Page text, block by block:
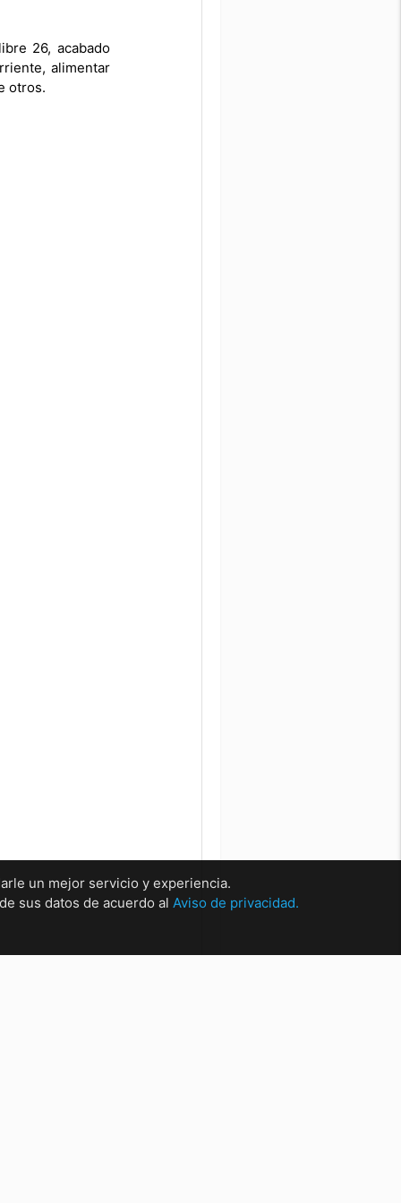
26, acabado
alimentar
otros.
un mejor servicio y experiencia.
sus datos de acuerdo al Aviso de privacidad.